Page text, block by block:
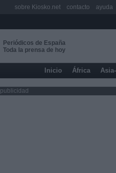
Periódicos de España
Toda la prensa de hoy
Inicio África
publicidad
sobre Kiosko.net contacto ayuda